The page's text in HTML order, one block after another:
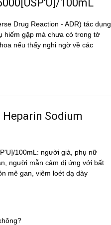
100mL
Drug Reaction - ADR) tác dụng
hiếm gặp mà chưa có trong tờ
nếu thấy nghi ngờ về các
Sodium
100mL: người già, phụ nữ
người mẫn cảm dị ứng với bất
mê gan, viêm loét dạ dày